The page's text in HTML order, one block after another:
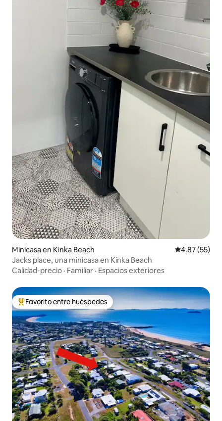
Minicasa en Kinka Beach Calificación
4.87 (55)
Jacks place, una minicasa en Kinka Beach
Calidad-precio · Familiar · Espacios exteriores
Favorito entre huéspedes preferido
Favorito entre huéspedes